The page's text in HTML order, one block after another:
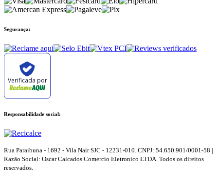
Segurança:
Verificada por
Responsabilidade social:
Rua Paraibuna - 1692 - Vila Nair SJC - 12231-010. CNPJ: 54.650.901/0001-58 |
Razão Social: Oscar Calcados Comercio Eletronico LTDA. Todos os direitos
reservados.